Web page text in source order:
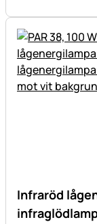
Infraröd